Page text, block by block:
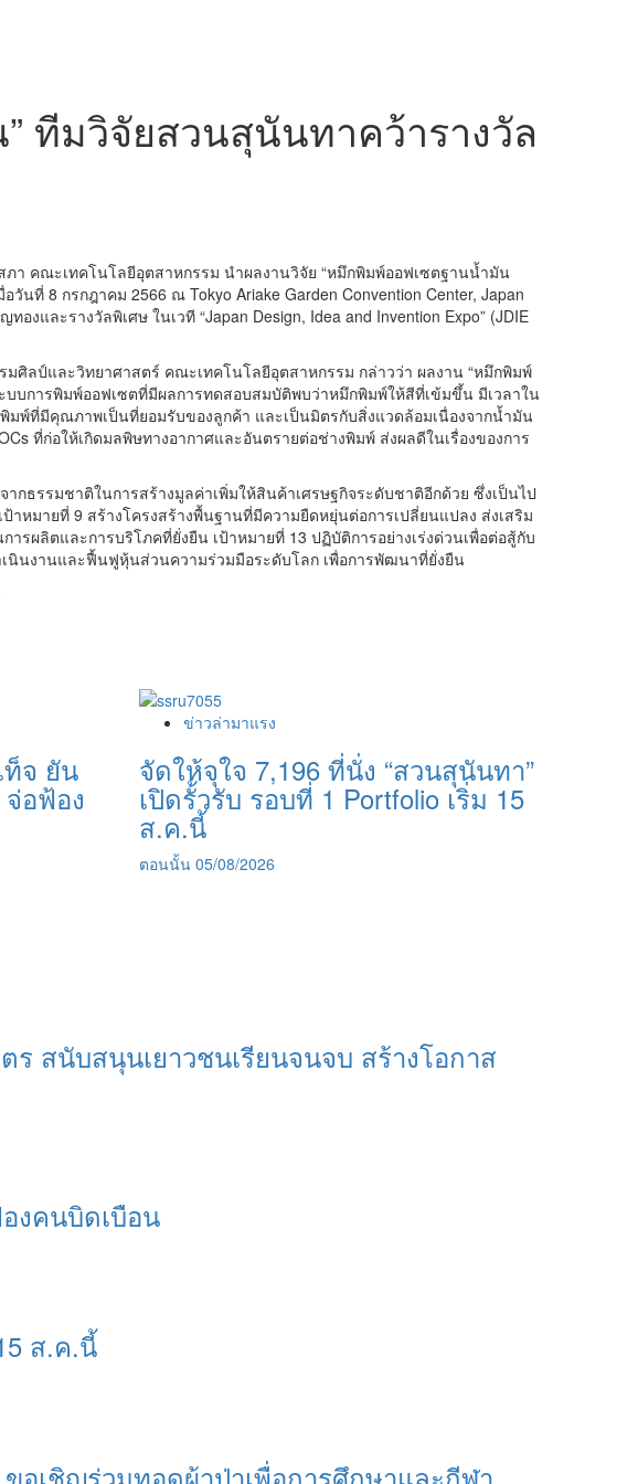
ทีมวิจัยสวนสุนันทาคว้ารางวัล
า คณะเทคโนโลยีอุตสาหกรรม นำผลงานวิจัย “หมึกพิมพ์ออฟเซตฐานน้ำมัน
นที่ 8 กรกฎาคม 2566 ณ Tokyo Ariake Garden Convention Center, Japan
และรางวัลพิเศษ ในเวที “Japan Design, Idea and Invention Expo” (JDIE
ศิลป์และวิทยาศาสตร์ คณะเทคโนโลยีอุตสาหกรรม กล่าวว่า ผลงาน “หมึกพิมพ์
ะบบการพิมพ์ออฟเซตที่มีผลการทดสอบสมบัติพบว่าหมึกพิมพ์ให้สีที่เข้มขึ้น มีเวลาใน
มพ์ที่มีคุณภาพเป็นที่ยอมรับของลูกค้า และเป็นมิตรกับสิ่งแวดล้อมเนื่องจากน้ำมัน
ที่ก่อให้เกิดมลพิษทางอากาศและอันตรายต่อช่างพิมพ์ ส่งผลดีในเรื่องของการ
ธรรมชาติในการสร้างมูลค่าเพิ่มให้สินค้าเศรษฐกิจระดับชาติอีกด้วย ซึ่งเป็นไป
าหมายที่ 9 สร้างโครงสร้างพื้นฐานที่มีความยืดหยุ่นต่อการเปลี่ยนแปลง ส่งเสริม
ผลิตและการบริโภคที่ยั่งยืน เป้าหมายที่ 13 ปฏิบัติการอย่างเร่งด่วนเพื่อต่อสู้กับ
นินงานและฟื้นฟูหุ้นส่วนความร่วมมือระดับโลก เพื่อการพัฒนาที่ยั่งยืน
ท็จ ยัน
อฟ้อง
ข่าวล่ามาแรง
จัดให้จุใจ 7,196 ที่นั่ง “สวนสุนันทา”
เปิดรั้วรับ รอบที่ 1 Portfolio เริ่ม 15
ส.ค.นี้
ตอนนั้น 05/08/2026
สนับสนุนเยาวชนเรียนจนจบ สร้างโอกาส
งคนบิดเบือน
ส.ค.นี้